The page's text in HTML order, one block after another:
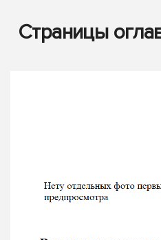
Страницы